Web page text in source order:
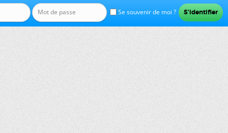
Se souvenir de moi ?